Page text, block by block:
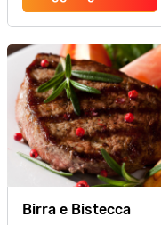
Birra e Bistecca